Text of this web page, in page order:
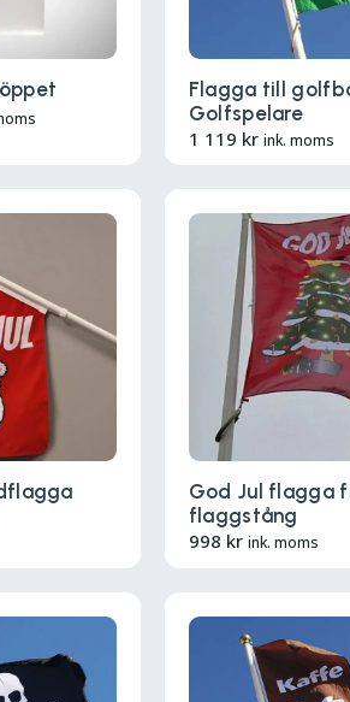
Flagga till
Golfspelare
1 119 kr ink. moms
God Jul flagga
flaggstång
998 kr ink. moms